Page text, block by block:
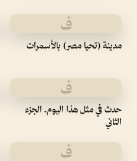
ف
مدينة (تحيا مصر) بالأسمرات
ف
حدث في مثل هذا اليوم. الجزء
الثاني
ف